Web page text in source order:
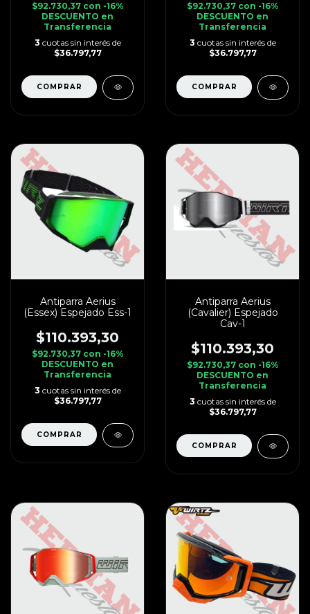
$92.730,37 con -16%
DESCUENTO en
Transferencia
3 cuotas sin interés de
$36.797,77
$92.730,37 con -16%
DESCUENTO en
Transferencia
3 cuotas sin interés de
$36.797,77
Antiparra Aerius
(Essex) Espejado Ess-1
$110.393,30
$92.730,37 con -16%
DESCUENTO en
Transferencia
3 cuotas sin interés de
$36.797,77
Antiparra Aerius
(Cavalier) Espejado
Cav-1
$110.393,30
$92.730,37 con -16%
DESCUENTO en
Transferencia
3 cuotas sin interés de
$36.797,77